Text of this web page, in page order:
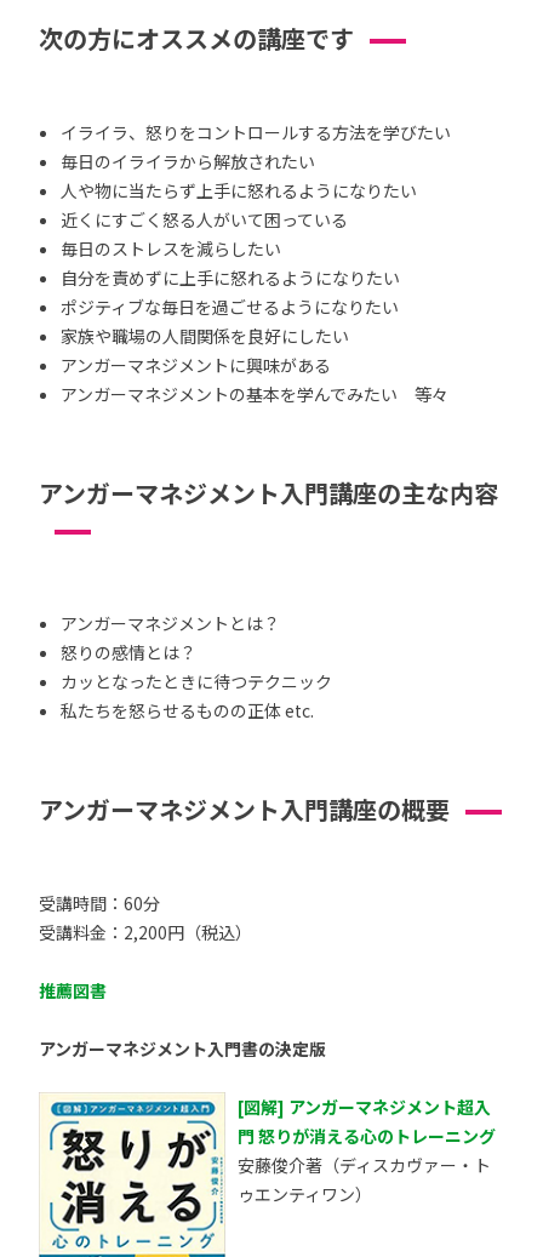
次の方にオススメの講座です
イライラ、怒りをコントロールする方法を学びたい
毎日のイライラから解放されたい
人や物に当たらず上手に怒れるようになりたい
近くにすごく怒る人がいて困っている
毎日のストレスを減らしたい
自分を責めずに上手に怒れるようになりたい
ポジティブな毎日を過ごせるようになりたい
家族や職場の人間関係を良好にしたい
アンガーマネジメントに興味がある
アンガーマネジメントの基本を学んでみたい 等々
アンガーマネジメント入門講座の主な内容
アンガーマネジメントとは？
怒りの感情とは？
カッとなったときに待つテクニック
私たちを怒らせるものの正体 etc.
アンガーマネジメント入門講座の概要
受講時間：60分
受講料金：2,200円（税込）
推薦図書
アンガーマネジメント入門書の決定版
[図解] アンガーマネジメント超入
門 怒りが消える心のトレーニング
安藤俊介著（ディスカヴァー・ト
ゥエンティワン）